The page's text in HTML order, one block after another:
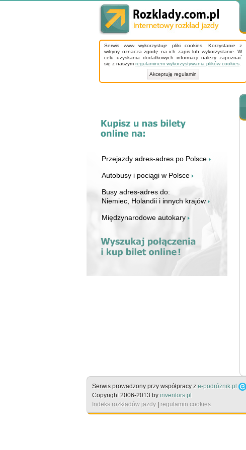
Serwis www wykorzystuje pliki cookies. Korzystanie z
witryny oznacza zgodę na ich zapis lub wykorzystanie. W
celu uzyskania dodatkowych informacji należy zapoznać
się z naszym regulaminem wykorzystywania plików cookies
Akceptuję regulamin
Przejazdy adres-adres po Polsce
Autobusy i pociągi w Polsce
Busy adres-adres do:
Niemiec, Holandii i innych krajów
Międzynarodowe autokary
Serwis prowadzony przy współpracy z e-podróżnik.pl
Copyright 2006-2013 by inventors.pl
Indeks rozkładów jazdy | regulamin cookies